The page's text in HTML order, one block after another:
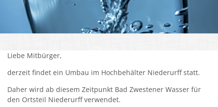
Kirchen
Kleiderkammer "Aus 2ter Hand"
Seniorenarbeit, Gemeindepflegerin
Umwelt
Liebe Mitbürger,
derzeit findet ein Umbau im Hochbehälter Niederurff statt.
Daher wird ab diesem Zeitpunkt Bad Zwestener Wasser für
den Ortsteil Niederurff verwendet.